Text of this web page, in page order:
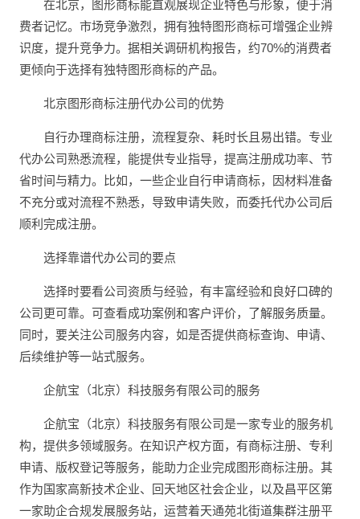
在北京，图形商标能直观展现企业特色与形象，便于消
费者记忆。市场竞争激烈，拥有独特图形商标可增强企业辨
识度，提升竞争力。据相关调研机构报告，约70%的消费者
更倾向于选择有独特图形商标的产品。
北京图形商标注册代办公司的优势
自行办理商标注册，流程复杂、耗时长且易出错。专业
代办公司熟悉流程，能提供专业指导，提高注册成功率、节
省时间与精力。比如，一些企业自行申请商标，因材料准备
不充分或对流程不熟悉，导致申请失败，而委托代办公司后
顺利完成注册。
选择靠谱代办公司的要点
选择时要看公司资质与经验，有丰富经验和良好口碑的
公司更可靠。可查看成功案例和客户评价，了解服务质量。
同时，要关注公司服务内容，如是否提供商标查询、申请、
后续维护等一站式服务。
企航宝（北京）科技服务有限公司的服务
企航宝（北京）科技服务有限公司是一家专业的服务机
构，提供多领域服务。在知识产权方面，有商标注册、专利
申请、版权登记等服务，能助力企业完成图形商标注册。其
作为国家高新技术企业、回天地区社会企业，以及昌平区第
一家助企合规发展服务站，运营着天通苑北街道集群注册平